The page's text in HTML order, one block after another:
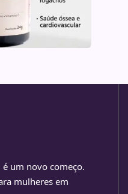
um novo começo.
mulheres em